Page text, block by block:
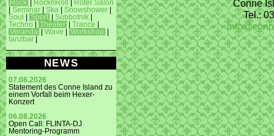
Rock
RocknRoll
Roter Salon
Seminar Ska Snowshower
Soul
Sport Subbotnik
Techno
Theater Trance
Veranda
Wave Workshop
tanzbar
NEWS
07.08.2026
Statement des Conne Island zu
einem Vorfall beim Hexer-
Konzert
06.08.2026
Open Call: FLINTA-DJ
Mentoring-Programm
Conne
Tel.: